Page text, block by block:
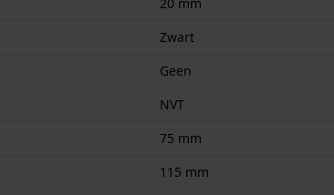
Zwart
Geen
NVT
75 mm
115 mm